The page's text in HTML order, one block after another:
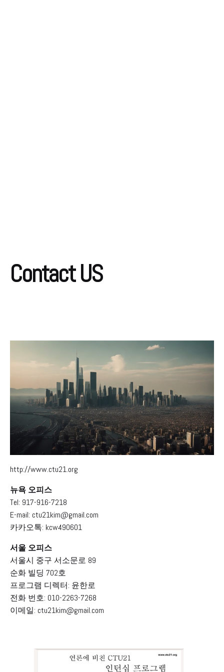
Contact US
http://www.ctu21.org
뉴욕 오피스
Tel: 917-916-7218
E-mail: ctu21kim@gmail.com
카카오톡: kcw490601
서울 오피스
서울시 중구 서소문로 89
순화 빌딩 702호
프로그램 디렉터: 윤한로
전화 번호: 010-2263-7268
이메일: ctu21kim@gmail.com